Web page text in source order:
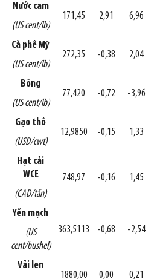
Nước cam
(US cent/lb)
171,45 2,91 6,96
Cà phê Mỹ
(US cent/lb)
272,35 -0,38 2,04
Bông
(US cent/lb)
77,420 -0,72 -3,96
Gạo thô
(USD/cwt)
12,9850 -0,15 1,33
Hạt cải
WCE
(CAD/tấn)
748,97 -0,16 1,45
Yến mạch
(US
cent/bushel)
363,5113 -0,68 -2,54
Vải len
1880,00
0,00 0,21